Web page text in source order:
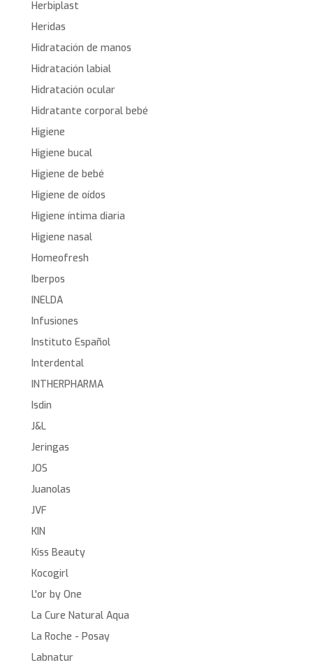
Herbiplast
Heridas
Hidratación de manos
Hidratación labial
Hidratación ocular
Hidratante corporal bebé
Higiene
Higiene bucal
Higiene de bebé
Higiene de oídos
Higiene íntima diaria
Higiene nasal
Homeofresh
Iberpos
INELDA
Infusiones
Instituto Español
Interdental
INTHERPHARMA
Isdin
J&L
Jeringas
JOS
Juanolas
JVF
KIN
Kiss Beauty
Kocogirl
L'or by One
La Cure Natural Aqua
La Roche - Posay
Labnatur